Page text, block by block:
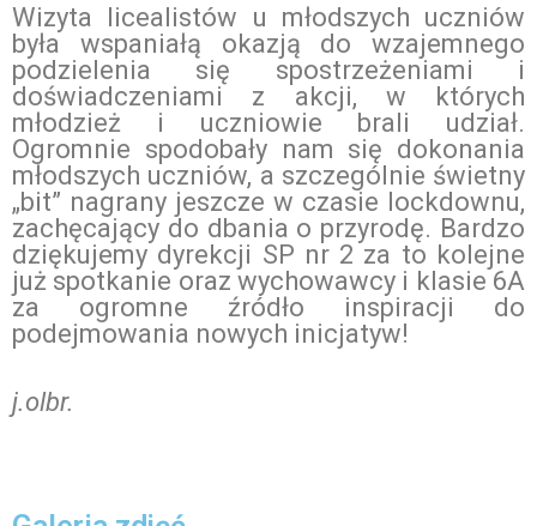
Wizyta licealistów u młodszych uczniów
była wspaniałą okazją do wzajemnego
podzielenia się spostrzeżeniami i
doświadczeniami z akcji, w których
młodzież i uczniowie brali udział.
Ogromnie spodobały nam się dokonania
młodszych uczniów, a szczególnie świetny
„bit” nagrany jeszcze w czasie lockdownu,
zachęcający do dbania o przyrodę. Bardzo
dziękujemy dyrekcji SP nr 2 za to kolejne
już spotkanie oraz wychowawcy i klasie 6A
za ogromne źródło inspiracji do
podejmowania nowych inicjatyw!
j.olbr.